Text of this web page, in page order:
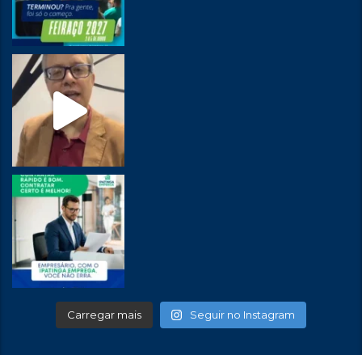
Carregar mais Seguir no Instagram